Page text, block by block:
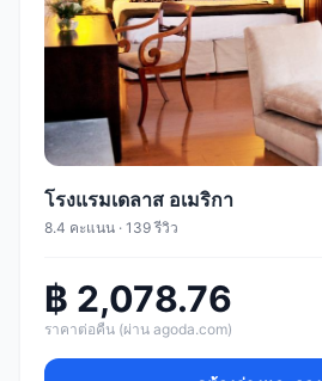
โรงแรมเดลาส อเมริกา
8.4 คะแนน · 139 รีวิว
฿ 2,078.76
ราคาต่อคืน (ผ่าน agoda.com)